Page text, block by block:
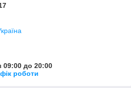
09:00 до 20:00
роботи